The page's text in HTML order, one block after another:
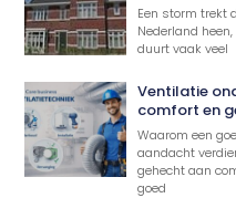
Een storm trekt
Nederland
duurt vaak veel
Ventilatie
comfort en
Waarom een
aandacht
gehecht aan
goed